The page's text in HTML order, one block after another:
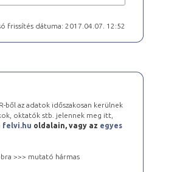
frissítés dátuma: 2017.04.07. 12:52
ből az adatok időszakosan kerülnek
oktatók stb. jelennek meg itt,
felvi.hu oldalain, vagy az egyes
>>> mutató hármas